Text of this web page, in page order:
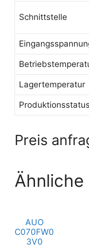
Schnittstelle
Lagertemperatur
Produktionsstatus
Preis
AUO
C070FW0
3V0